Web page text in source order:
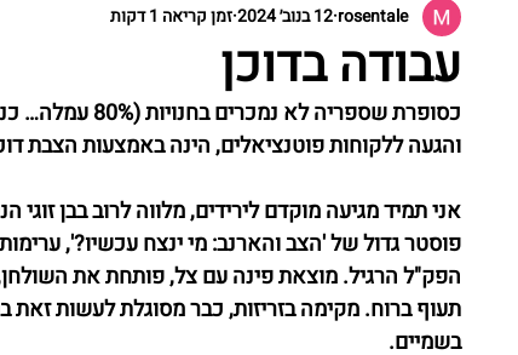
תהליך האיור הסיפור מאחורי הסיפורים
עבודה בדוכן
rosentale 12 בנוב׳ 2024 זמן קריאה 1 דקות
כסופרת שספריה
והגעה ללקוחות פוטנציאלים, הינה באמצעות הצבת
אני תמיד מגיעה מוקדם לירידים, מלווה לרוב בבן
פוסטר גדול של 'הצב והארנב: מי ינצח עכשיו?',
הפק"ל הרגיל. מוצאת פינה עם צל, פותחת את
תעוף ברוח. מקימה בזריזות, כבר מסוגלת לעשות זאת
בשמיים.